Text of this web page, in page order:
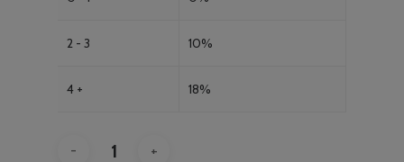
2 - 3 10%
4 + 18%